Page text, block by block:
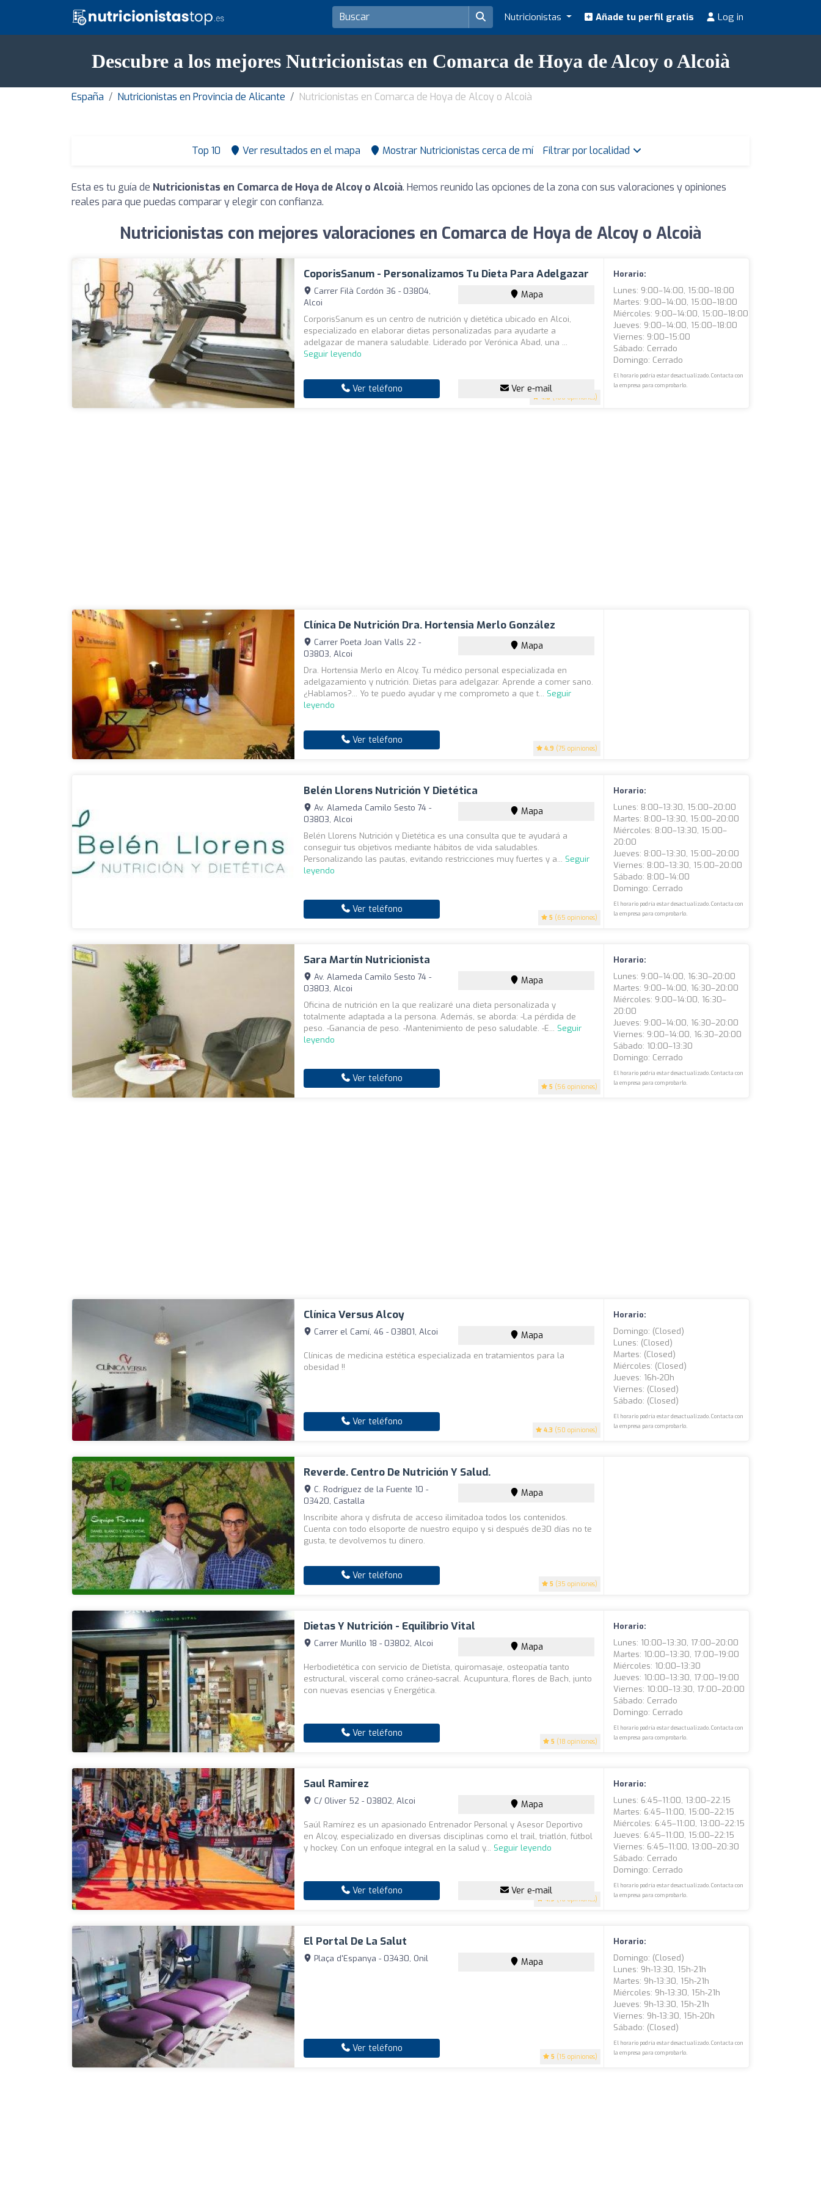
Nutricionistas Añade tu perfil gratis Log in
Descubre a los mejores Nutricionistas en Comarca de Hoya de Alcoy o Alcoià
España Nutricionistas en Provincia de Alicante Nutricionistas en Comarca de Hoya de Alcoy o Alcoià
Top 10 Ver resultados en el mapa Mostrar Nutricionistas cerca de mí Filtrar por localidad
Esta es tu guía de Nutricionistas en Comarca de Hoya de Alcoy o Alcoià. Hemos reunido las opciones de la zona con sus valoraciones y opiniones
reales para que puedas comparar y elegir con confianza.
Nutricionistas con mejores valoraciones en Comarca de Hoya de Alcoy o Alcoià
CoporisSanum - Personalizamos Tu Dieta Para Adelgazar
4.8 (180 opiniones)
Carrer Filà Cordón 36 - 03804,
Alcoi
Mapa
CorporisSanum es un centro de nutrición y dietética ubicado en Alcoi,
especializado en elaborar dietas personalizadas para ayudarte a
adelgazar de manera saludable. Liderado por Verónica Abad, una ...
Seguir leyendo
Ver teléfono Ver e-mail
Horario:
Lunes: 9:00–14:00, 15:00–18:00
Martes: 9:00–14:00, 15:00–18:00
Miércoles: 9:00–14:00, 15:00–18:00
Jueves: 9:00–14:00, 15:00–18:00
Viernes: 9:00–15:00
Sábado: Cerrado
Domingo: Cerrado
El horario podría estar desactualizado. Contacta con
la empresa para comprobarlo.
Clínica De Nutrición Dra. Hortensia Merlo González
4.9 (75 opiniones)
Carrer Poeta Joan Valls 22 -
03803, Alcoi
Mapa
Dra. Hortensia Merlo en Alcoy. Tu médico personal especializada en
adelgazamiento y nutrición. Dietas para adelgazar. Aprende a comer sano.
¿Hablamos?... Yo te puedo ayudar y me comprometo a que t... Seguir
leyendo
Ver teléfono
Belén Llorens Nutrición Y Dietética
5 (65 opiniones)
Av. Alameda Camilo Sesto 74 -
03803, Alcoi
Mapa
Belén Llorens Nutrición y Dietética es una consulta que te ayudará a
conseguir tus objetivos mediante hábitos de vida saludables.
Personalizando las pautas, evitando restricciones muy fuertes y a... Seguir
leyendo
Ver teléfono
Horario:
Lunes: 8:00–13:30, 15:00–20:00
Martes: 8:00–13:30, 15:00–20:00
Miércoles: 8:00–13:30, 15:00–
20:00
Jueves: 8:00–13:30, 15:00–20:00
Viernes: 8:00–13:30, 15:00–20:00
Sábado: 8:00–14:00
Domingo: Cerrado
El horario podría estar desactualizado. Contacta con
la empresa para comprobarlo.
Sara Martín Nutricionista
5 (56 opiniones)
Av. Alameda Camilo Sesto 74 -
03803, Alcoi
Mapa
Oficina de nutrición en la que realizaré una dieta personalizada y
totalmente adaptada a la persona. Además, se aborda: -La pérdida de
peso. -Ganancia de peso. -Mantenimiento de peso saludable. -E... Seguir
leyendo
Ver teléfono
Horario:
Lunes: 9:00–14:00, 16:30–20:00
Martes: 9:00–14:00, 16:30–20:00
Miércoles: 9:00–14:00, 16:30–
20:00
Jueves: 9:00–14:00, 16:30–20:00
Viernes: 9:00–14:00, 16:30–20:00
Sábado: 10:00–13:30
Domingo: Cerrado
El horario podría estar desactualizado. Contacta con
la empresa para comprobarlo.
Clínica Versus Alcoy
4.3 (50 opiniones)
Carrer el Camí, 46 - 03801, Alcoi Mapa
Clínicas de medicina estética especializada en tratamientos para la
obesidad !!
Ver teléfono
Horario:
Domingo: (closed)
Lunes: (closed)
Martes: (closed)
Miércoles: (closed)
Jueves: 16h-20h
Viernes: (closed)
Sábado: (closed)
El horario podría estar desactualizado. Contacta con
la empresa para comprobarlo.
Reverde. Centro De Nutrición Y Salud.
5 (35 opiniones)
C. Rodríguez de la Fuente 10 -
03420, Castalla
Mapa
Inscríbite ahora y disfruta de acceso ilimitadoa todos los contenidos.
Cuenta con todo elsoporte de nuestro equipo y si después de30 días no te
gusta, te devolvemos tu dinero.
Ver teléfono
Dietas Y Nutrición - Equilibrio Vital
5 (18 opiniones)
Carrer Murillo 18 - 03802, Alcoi Mapa
Herbodietética con servicio de Dietísta, quiromasaje, osteopatía tanto
estructural, visceral como cráneo-sacral. Acupuntura, flores de Bach, junto
con nuevas esencias y Energética.
Ver teléfono
Horario:
Lunes: 10:00–13:30, 17:00–20:00
Martes: 10:00–13:30, 17:00–19:00
Miércoles: 10:00–13:30
Jueves: 10:00–13:30, 17:00–19:00
Viernes: 10:00–13:30, 17:00–20:00
Sábado: Cerrado
Domingo: Cerrado
El horario podría estar desactualizado. Contacta con
la empresa para comprobarlo.
Saul Ramirez
4.9 (16 opiniones)
C/ Oliver 52 - 03802, Alcoi Mapa
Saúl Ramírez es un apasionado Entrenador Personal y Asesor Deportivo
en Alcoy, especializado en diversas disciplinas como el trail, triatlón, fútbol
y hockey. Con un enfoque integral en la salud y... Seguir leyendo
Ver teléfono Ver e-mail
Horario:
Lunes: 6:45–11:00, 13:00–22:15
Martes: 6:45–11:00, 15:00–22:15
Miércoles: 6:45–11:00, 13:00–22:15
Jueves: 6:45–11:00, 15:00–22:15
Viernes: 6:45–11:00, 13:00–20:30
Sábado: Cerrado
Domingo: Cerrado
El horario podría estar desactualizado. Contacta con
la empresa para comprobarlo.
El Portal De La Salut
5 (15 opiniones)
Plaça d'Espanya - 03430, Onil Mapa
Ver teléfono
Horario:
Domingo: (closed)
Lunes: 9h-13:30, 15h-21h
Martes: 9h-13:30, 15h-21h
Miércoles: 9h-13:30, 15h-21h
Jueves: 9h-13:30, 15h-21h
Viernes: 9h-13:30, 15h-20h
Sábado: (closed)
El horario podría estar desactualizado. Contacta con
la empresa para comprobarlo.